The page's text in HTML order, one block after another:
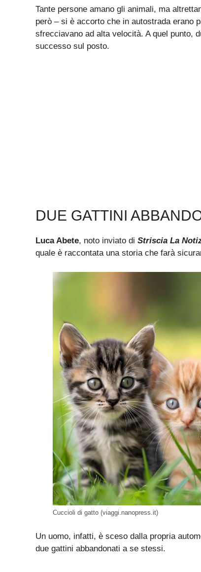
Tante persone amano gli animali, ma
però – si è accorto che in autostrada erano
sfrecciavano ad alta velocità. A quel punto,
successo sul posto.
DUE GATTINI
Luca Abete, noto inviato di Striscia La
quale è raccontata una storia che farà
Cuccioli di gatto (viaggi.nanopress.it)
Un uomo, infatti, è sceso dalla propria
due gattini abbandonati a se stessi.